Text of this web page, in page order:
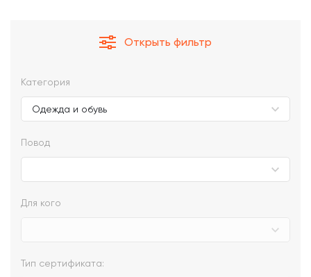
Открыть фильтр
Категория
Повод
Для кого
Тип сертификата: